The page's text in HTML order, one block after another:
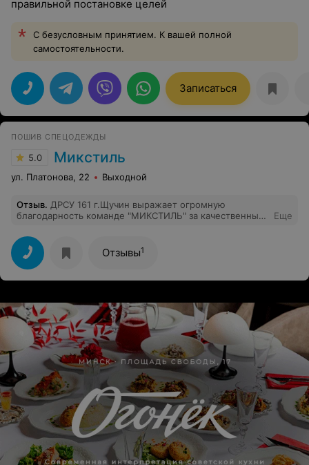
правильной постановке целей
С безусловным принятием. К вашей полной
самостоятельности.
Записаться
ПОШИВ СПЕЦОДЕЖДЫ
5.0 Микстиль
ул. Платонова, 22 Выходной
Отзыв. ДРСУ 161 г.Щучин выражает огромную
благодарность команде "МИКСТИЛЬ" за качественный
индивидуальный подход , быструю доставку. Жилетки
супер стильные.
Еще
Отзывы1